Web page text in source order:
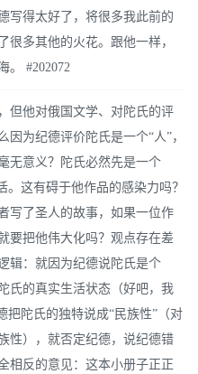
写得太好了，将很多我此前的
很多其他的火花。跟他一样，
。 #202072
但他对俄国文学、对陀氏的评
为纪德评价陀氏是一个“人”，
无意义？陀氏必然先是一个
。这有碍于他作品的感染力吗？
了圣人的故事，如果一位作
要把他伟大化吗？观点存在差
辑：就因为纪德说陀氏是个
氏的真实生活状态（好吧，我
把陀氏的独特说成“民族性”（对
性），就否定纪德，说纪德错
相反的意见：这本小册子正正